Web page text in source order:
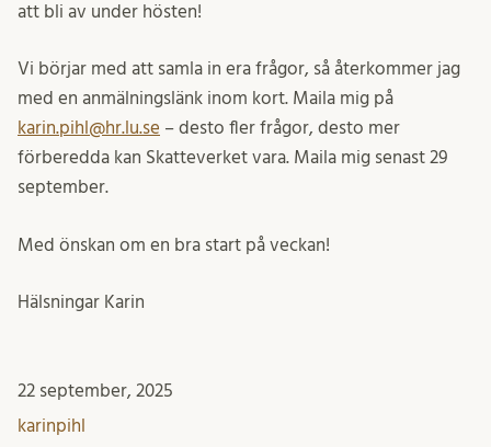
att bli av under hösten!
Vi börjar med att samla in era frågor, så återkommer jag
med en anmälningslänk inom kort. Maila mig på
karin.pihl@hr.lu.se – desto fler frågor, desto mer
förberedda kan Skatteverket vara. Maila mig senast 29
september.
Med önskan om en bra start på veckan!
Hälsningar Karin
22 september, 2025
karinpihl